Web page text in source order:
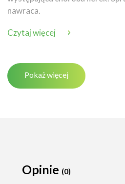
nawraca.
Czytaj więcej
Pokaż więcej
Opinie (0)